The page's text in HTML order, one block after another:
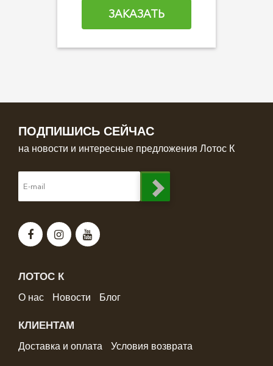
ЗАКАЗАТЬ
ПОДПИШИСЬ СЕЙЧАС
на новости и интересные предложения Лотос К
ЛОТОС К
О нас Новости Блог
КЛИЕНТАМ
Доставка и оплата Условия возврата